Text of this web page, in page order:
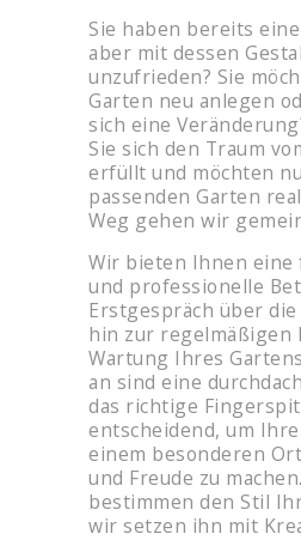
Sie haben bereits
aber mit dessen
unzufrieden? Sie
Garten neu anlegen
sich eine
Sie sich den Traum
erfüllt und möchten
passenden Garten
Weg gehen wir
Wir bieten Ihnen eine
und professionelle
Erstgespräch über
hin zur regelmäßigen
Wartung Ihres
an sind eine
das richtige
entscheidend, um
einem besonderen
und Freude zu
bestimmen den Stil
wir setzen ihn mit